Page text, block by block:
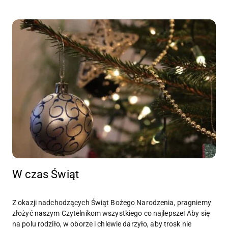
W czas Świąt
Z okazji nadchodzących Świąt Bożego Narodzenia, pragniemy
złożyć naszym Czytelnikom wszystkiego co najlepsze! Aby się
na polu rodziło, w oborze i chlewie darzyło, aby trosk nie